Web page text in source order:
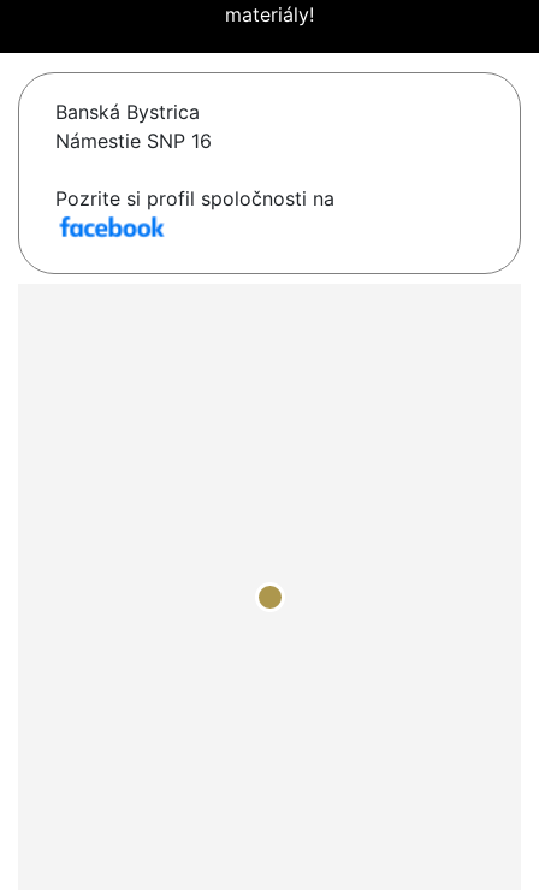
materiály!
Banská Bystrica
Námestie SNP 16
Pozrite si profil spoločnosti na